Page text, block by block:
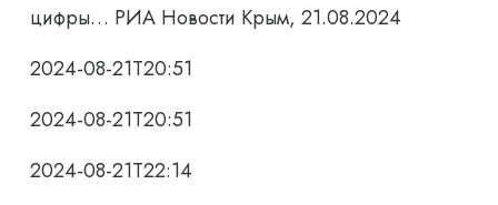
цифры… РИА Новости Крым, 21.08.2024
2024-08-21T20:51
2024-08-21T20:51
2024-08-21T22:14